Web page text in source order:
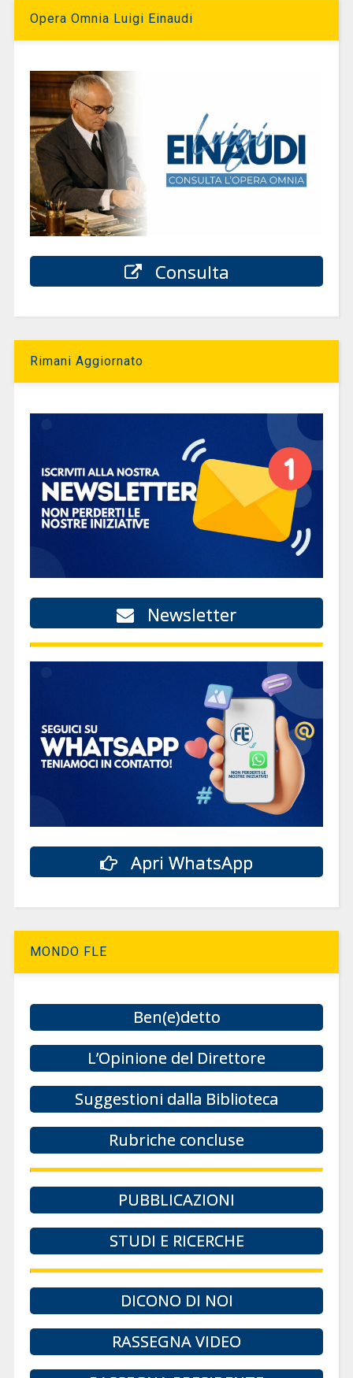
Opera Omnia Luigi Einaudi
Consulta
Rimani Aggiornato
Newsletter
Apri WhatsApp
MONDO FLE
Ben(e)detto
L’Opinione del Direttore
Suggestioni dalla Biblioteca
Rubriche concluse
PUBBLICAZIONI
STUDI E RICERCHE
DICONO DI NOI
RASSEGNA VIDEO